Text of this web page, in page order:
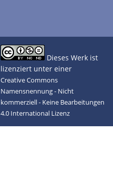
Dieses Werk ist
lizenziert unter einer
Creative Commons
Namensnennung - Nicht
kommerziell - Keine Bearbeitungen
4.0 International Lizenz